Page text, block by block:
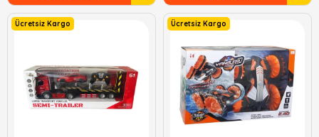
Ücretsiz Kargo Ücretsiz Kargo